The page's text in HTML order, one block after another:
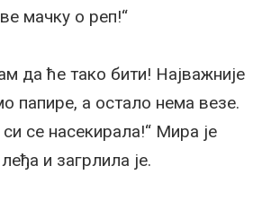
мачку о реп!“
да ће тако бити! Најважније
папире, а остало нема везе.
се насекирала!“ Мира је
и загрлила је.